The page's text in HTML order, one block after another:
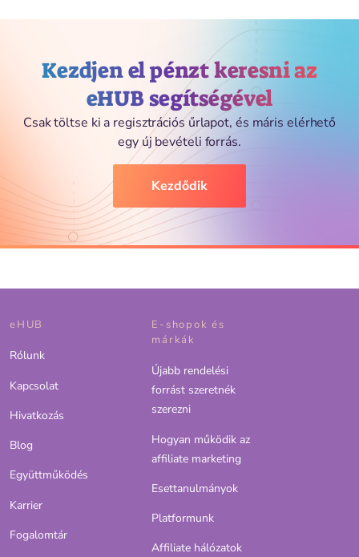
Kezdjen el pénzt keresni az
eHUB segítségével
Csak töltse ki a regisztrációs űrlapot, és máris elérhető
egy új bevételi forrás.
Kezdődik
eHUB
Rólunk
Kapcsolat
Hivatkozás
Blog
Együttműködés
Karrier
Fogalomtár
E-shopok és
márkák
Újabb rendelési
forrást szeretnék
szerezni
Hogyan működik az
affiliate marketing
Esettanulmányok
Platformunk
Affiliate hálózatok